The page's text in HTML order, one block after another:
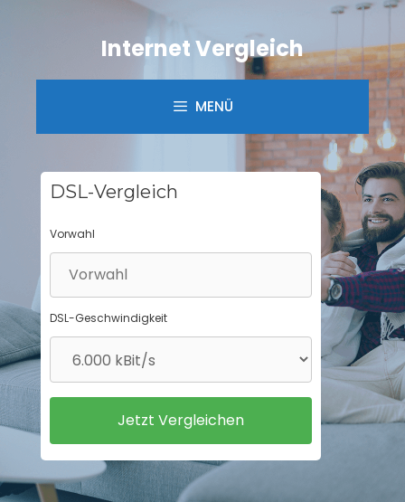
Internet Vergleich
MENÜ
DSL-Vergleich
Vorwahl
DSL-Geschwindigkeit